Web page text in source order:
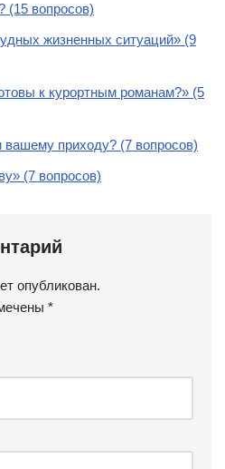
(15 вопросов)
жизненных ситуаций» (9
к курортным романам?» (5
приходу? (7 вопросов)
(7 вопросов)
опубликован.
*